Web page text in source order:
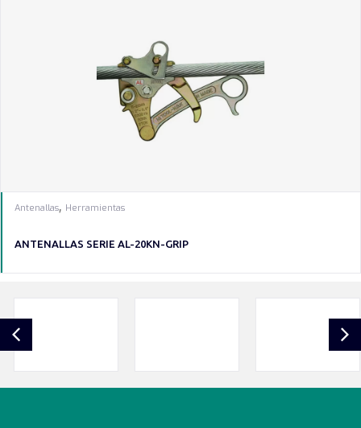
Antenallas, Herramientas
ANTENALLAS SERIE AL-20KN-GRIP